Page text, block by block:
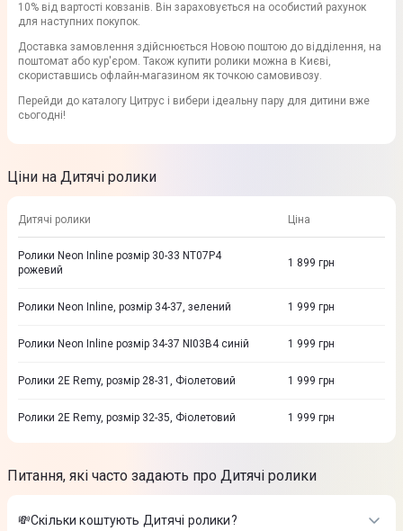
10% від вартості ковзанів. Він зараховується на особистий рахунок
для наступних покупок.
Доставка замовлення здійснюється Новою поштою до відділення, на
поштомат або кур'єром. Також купити ролики можна в Києві,
скориставшись офлайн-магазином як точкою самовивозу.
Перейди до каталогу Цитрус і вибери ідеальну пару для дитини вже
сьогодні!
Ціни на Дитячі ролики
Дитячі ролики Ціна
Ролики Neon Inline розмір 30-33 NT07P4
рожевий
1 899 грн
Ролики Neon Inline, розмір 34-37, зелений 1 999 грн
Ролики Neon Inline розмір 34-37 NI03B4 синій 1 999 грн
Ролики 2E Remy, розмір 28-31, Фіолетовий 1 999 грн
Ролики 2E Remy, розмір 32-35, Фіолетовий 1 999 грн
Питання, які часто задають про Дитячі ролики
💸Скільки коштують Дитячі ролики?